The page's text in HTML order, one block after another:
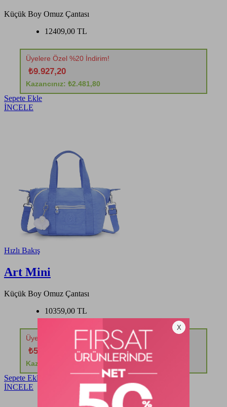
Küçük Boy Omuz Çantası
12409,00 TL
Üyelere Özel %20 İndirim!
₺9.927,20
Kazancınız: ₺2.481,80
Sepete Ekle
İNCELE
Hızlı Bakış
Art Mini
Küçük Boy Omuz Çantası
10359,00 TL
Üyelere Özel %50 İndirim!
₺5.179,50
Kazancınız: ₺5.179,50
Sepete Ekle
İNCELE